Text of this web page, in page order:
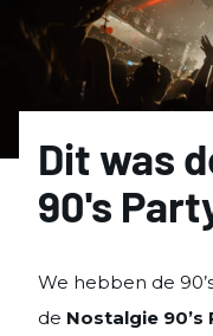
Dit was
90's
We hebben de
de Nostalgie 90’s